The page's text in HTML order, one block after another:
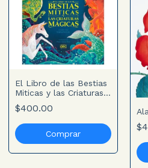
El Libro de las Bestias
Miticas y las Criaturas
Mágicas
$400.00